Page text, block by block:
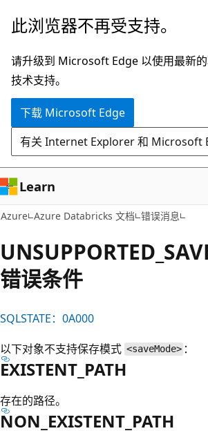
跳
主
要
内
此浏览器不再受支持。
请升级到 Microsoft Edge 以使用最新
技术支持。
下载 Microsoft Edge
有关 Internet Explorer 和 Microsoft
Learn
Azure Azure Databricks 文档 错误消息
错误条件
SQLSTATE：0A000
以下对象不支持保存模式 <saveMode> ：
EXISTENT_PATH
存在的路径。
NON_EXISTENT_PATH